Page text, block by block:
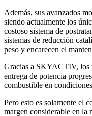
Además, sus avanzados
siendo actualmente los
costoso sistema de
sistemas de reducción
peso y encarecen el
Gracias a SKYACTIV, los
entrega de potencia
combustible en
Pero esto es solamente el
margen considerable en la